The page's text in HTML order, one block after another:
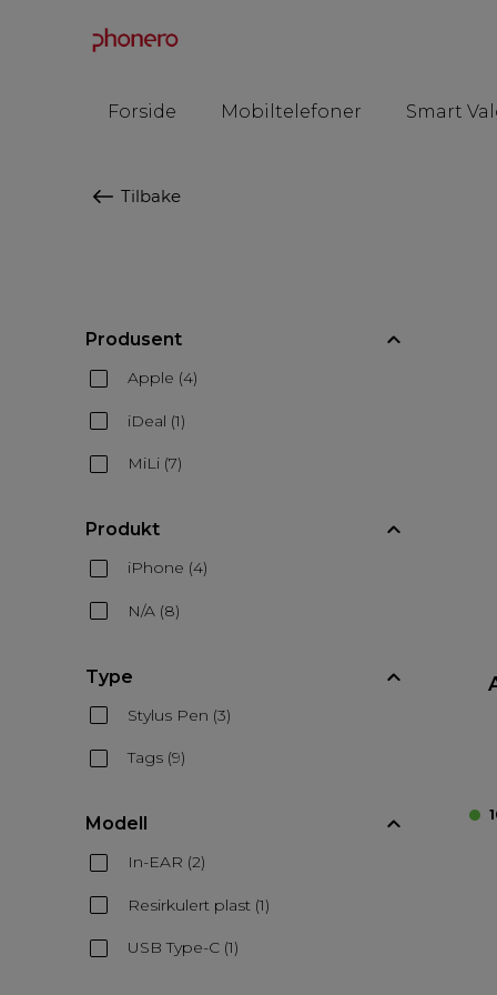
Forside Mobiltelefoner Smart
Tilbake
Produsent
Apple (4)
iDeal (1)
MiLi (7)
Produkt
iPhone (4)
N/A (8)
Type
Stylus Pen (3)
Tags (9)
Modell
In-EAR (2)
Resirkulert plast (1)
USB Type-C (1)